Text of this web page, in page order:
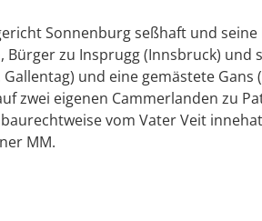
Sonnenburg seßhaft und seine
zu Insprugg (Innsbruck) und
und eine gemästete Gans
zwei eigenen Cammerlanden zu
vom Vater Veit
MM.